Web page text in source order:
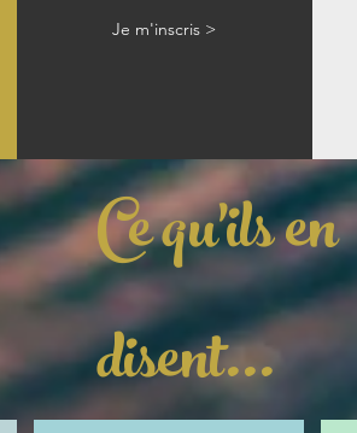
Je m'inscris >
Ce qu'ils en
disent...